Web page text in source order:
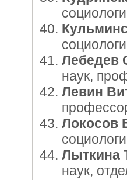
Лебедев
наук,
Левин
Локосов
Лыткина
наук,